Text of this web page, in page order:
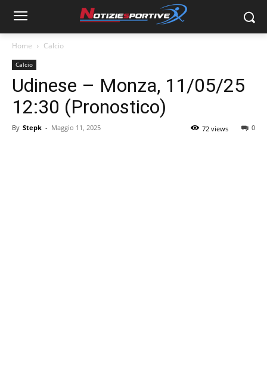
Home Calcio
Calcio
Udinese – Monza, 11/05/25
12:30 (Pronostico)
By Stepk - Maggio 11, 2025 0
72 views